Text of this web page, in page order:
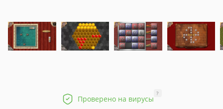
Проверено на вирусы
?